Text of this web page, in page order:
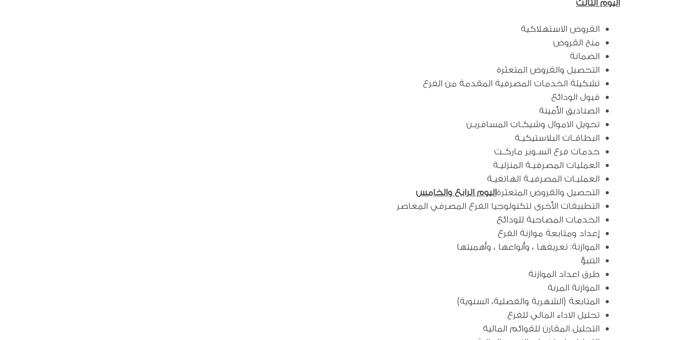
اليوم الثالث
القروض الاستهلاكية
منح القروض
الضمانة
التحصيل والقروض المتعثرة
تشكيلة الخدمات المصرفية المقدمة من الفرع
قبول الودائع
الصناديق الأمينة
تحويل الاموال وشيكـات المسافريـن
البطاقـات البلاستيكيـة
خدمات فرع السـوبر ماركـت
العمليات المصرفيـة المنزليـة
العمليـات المصرفيـة الهاتفيـة
التحصيل والقروض المتعثرةاليوم الرابع والخامس
التطبيقات الأخرى لتكنولوجيا الفرع المصرفي المعاصر
الخدمات المصاحبة للودائع
إعداد ومتابعة موازنة الفرع
الموازنة: تعريفها ، وأنواعها ، وأهميتها
التنبؤ
طرق اعداد الموازنة
الموازنة المرنة
المتابعة (الشهرية والفصلية، السنوية)
تحليل الاداء المالي للفرع
التحليل المقارن للقوائم المالية